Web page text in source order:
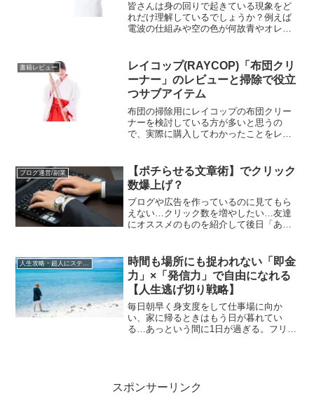
皆さんは身の回りで起きている現象をど
れだけ理解しているでしょうか？例えば
電波の仕組みや空の色が何故青やオレン
そんな身近な不思議を紐解いていきたい
と思います。
書籍レビュー
レイコップ(RAYCOP)「布団クリ
ーナー」のレビューと掃除で役立
つサブアイテム
布団の掃除用にレイコップの布団クリー
ナーを検討している方が多いと思うの
で、実際に購入してわかったことをレビ
紹介しようと思います！一応知らない人
の為にお伝えしますと、レイコップは世
界初の布団クリーナーで布団専用に作ら
れた掃除機です！
ブログ運営/副業
【ポチらせる文章術】でクリック
数爆上げ？
ブログや広告を作っているのに見てもら
えない…クリック数を増やしたい…友達
にオススメのものを紹介して後日「あれ
してくれたら嬉しいですよね！コピーラ
イトは難しく記事や広告を沢山書いたの
に誰もみてくれないと切なくなる時があ
ります！
人生攻略・超人にステップアップ
時間も場所にも捉われない「即金
力」×「発信力」で自由になれる
【人生逃げ切り戦略】
毎日朝早く身支度をして仕事場に向か
い、家に帰るときはもう日が暮れてい
る…あっという間に1日が過ぎる。フリー
ン」を運営し、「個人」で自由に稼ぐ方
法を紹介しているそうです！
スポンサーリンク